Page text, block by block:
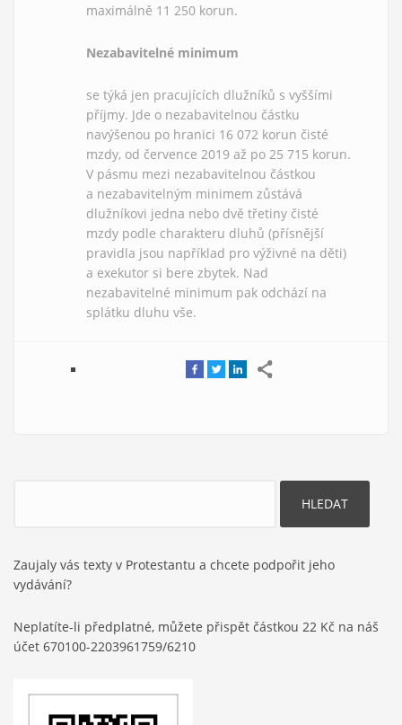
maximálně 11 250 korun.
Nezabavitelné minimum
se týká jen pracujících dlužníků s vyššími
příjmy. Jde o nezabavitelnou částku
navýšenou po hranici 16 072 korun čisté
mzdy, od července 2019 až po 25 715 korun.
V pásmu mezi nezabavitelnou částkou
a nezabavitelným minimem zůstává
dlužníkovi jedna nebo dvě třetiny čisté
mzdy podle charakteru dluhů (přísnější
pravidla jsou například pro výživné na děti)
a exekutor si bere zbytek. Nad
nezabavitelné minimum pak odchází na
splátku dluhu vše.
Zaujaly vás texty v Protestantu a chcete podpořit jeho
vydávání?
Neplatíte-li předplatné, můžete přispět částkou 22 Kč na náš
účet 670100-2203961759/6210